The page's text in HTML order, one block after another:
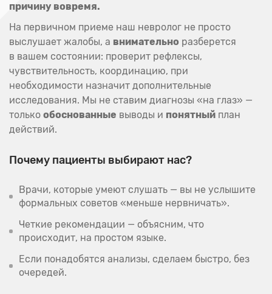
причину вовремя.
На первичном приеме наш невролог не просто
выслушает жалобы, а внимательно разберется
в вашем состоянии: проверит рефлексы,
чувствительность, координацию, при
необходимости назначит дополнительные
исследования. Мы не ставим диагнозы «на глаз» —
только обоснованные выводы и понятный план
действий.
Почему пациенты выбирают нас?
Врачи, которые умеют слушать — вы не услышите
формальных советов «меньше нервничать».
Четкие рекомендации — объясним, что
происходит, на простом языке.
Если понадобятся анализы, сделаем быстро, без
очередей.